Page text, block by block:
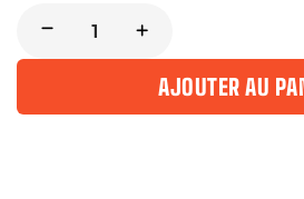
AJOUTER AU